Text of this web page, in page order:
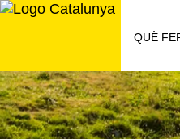
Saltar
QUÈ